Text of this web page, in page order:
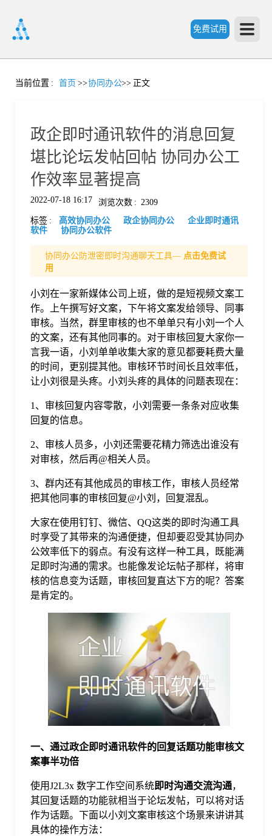
免费试用
首
价
格
常
见
问
题
当前位置 : 首页 >>协同办公>> 正文
政企即时通讯软件的消息回复
堪比论坛发帖回帖 协同办公工
作效率显著提高
2022-07-18 16:17 浏览次数 : 2309
标签 : 高效协同办公 政企协同办公
企业即时通讯
软件
协同办公软件
协同办公防泄密即时沟通聊天工具— 点击免费试
用
小刘在一家新媒体公司上班，做的是短视频文案工
作。上午撰写好文案，下午将文案发给领导、同事
审核。当然，群里审核的也不单单只有小刘一个人
的文案，还有其他同事的。对于审核回复大家你一
言我一语，小刘单单收集大家的意见都要耗费大量
的时间，更别提其他。审核环节时间长且效率低，
让小刘很是头疼。小刘头疼的具体的问题表现在：
1、审核回复内容零散，小刘需要一条条对应收集
回复的信息。
2、审核人员多，小刘还需要花精力筛选出谁没有
对审核，然后再@相关人员。
3、群内还有其他成员的审核工作，审核人员经常
把其他同事的审核回复@小刘，回复混乱。
大家在使用钉钉、微信、QQ这类的即时沟通工具
时享受了其带来的沟通便捷，但却要忍受其协同办
公效率低下的弱点。有没有这样一种工具，既能满
足即时沟通的需求。也能像发论坛帖子那样，将审
核的信息变为话题，审核回复直达下方的呢？答案
是肯定的。
一、 通过政企即时通讯软件的回复话题功能审核文
案事半功倍
使用J2L3x 数字工作空间系统即时沟通交流沟通，
其回复话题的功能就相当于论坛发帖，可以将对话
作为话题。下面以小刘文案审核这个场景来讲讲其
具体的操作方法：